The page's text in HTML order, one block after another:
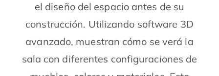
el diseño del espacio antes de su
construcción. Utilizando software 3D
avanzado, muestran cómo se verá la
sala con diferentes configuraciones de